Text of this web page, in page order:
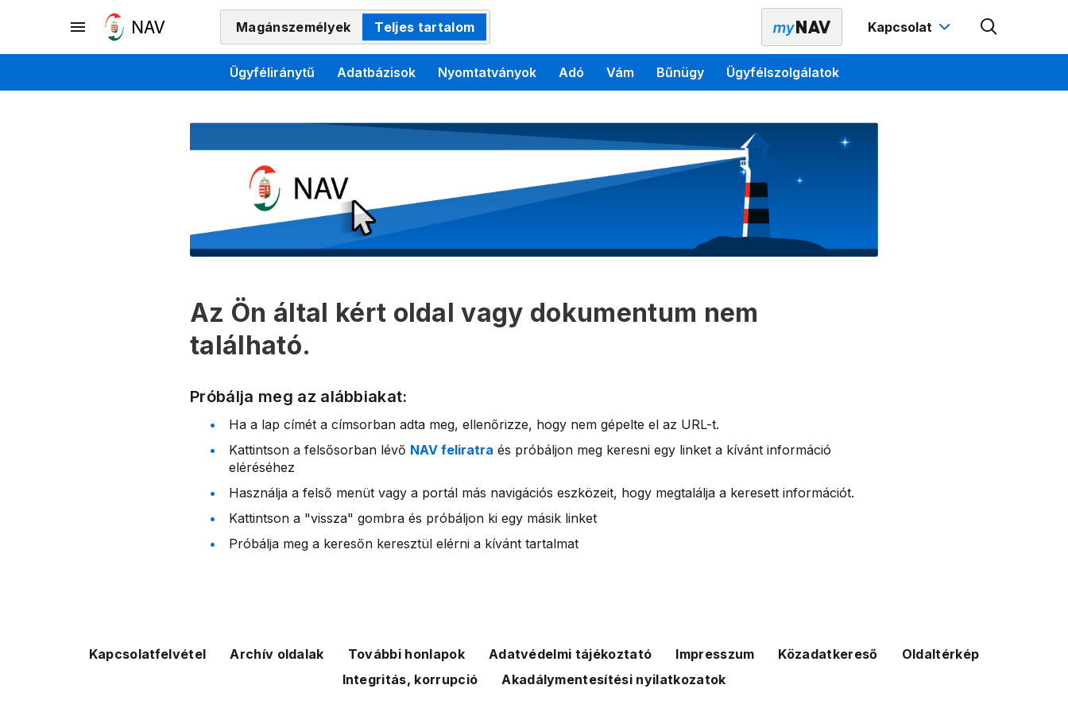
Magánszemélyek Teljes tartalom Kapcsolat
Ügyféliránytű Adatbázisok Nyomtatványok Adó Vám Bűnügy Ügyfélszolgálatok
Az Ön által kért oldal vagy dokumentum nem
található.
Próbálja meg az alábbiakat:
Ha a lap címét a címsorban adta meg, ellenőrizze, hogy nem gépelte el az URL-t.
Kattintson a felsősorban lévő NAV feliratra és próbáljon meg keresni egy linket a kívánt információ
eléréséhez
Használja a felső menüt vagy a portál más navigációs eszközeit, hogy megtalálja a keresett információt.
Kattintson a "vissza" gombra és próbáljon ki egy másik linket
Próbálja meg a keresőn keresztül elérni a kívánt tartalmat
Kapcsolatfelvétel Archív oldalak További honlapok Adatvédelmi tájékoztató Impresszum Közadatkereső
Oldaltérkép
Integritás, korrupció
Akadálymentesítési nyilatkozatok